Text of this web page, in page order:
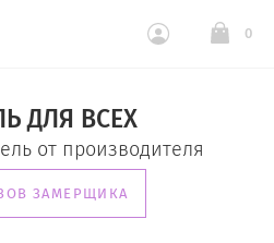
0
ДЛЯ ВСЕХ
от производителя
ЗАМЕРЩИКА